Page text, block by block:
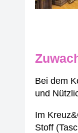
Bei dem
und
Im
Stoff